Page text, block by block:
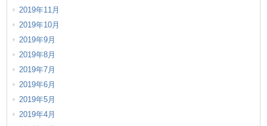
2019年11月
2019年10月
2019年9月
2019年8月
2019年7月
2019年6月
2019年5月
2019年4月